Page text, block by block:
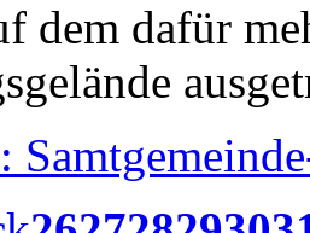
dem dafür